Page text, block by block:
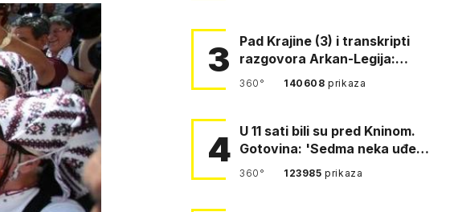
3
Pad Krajine (3) i transkripti
razgovora Arkan-Legija:
'Čujem, prelazite ustašam…
360° 140608prikaza
4 U 11 sati bili su pred Kninom.
Gotovina: 'Sedma neka uđe,
4. gardijska neka g…
360° 123985prikaza